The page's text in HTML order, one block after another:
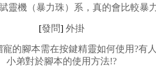
靈機（暴力珠）系，真的會比較暴
[發問] 外掛
寵的腳本需在按鍵精靈如何使用?有
小弟對於腳本的使用方法!?